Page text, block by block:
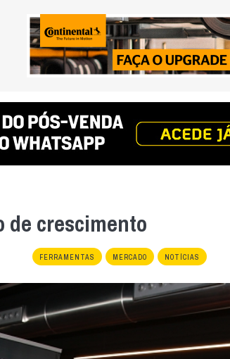
de crescimento
FERRAMENTAS MERCADO NOTÍCIAS